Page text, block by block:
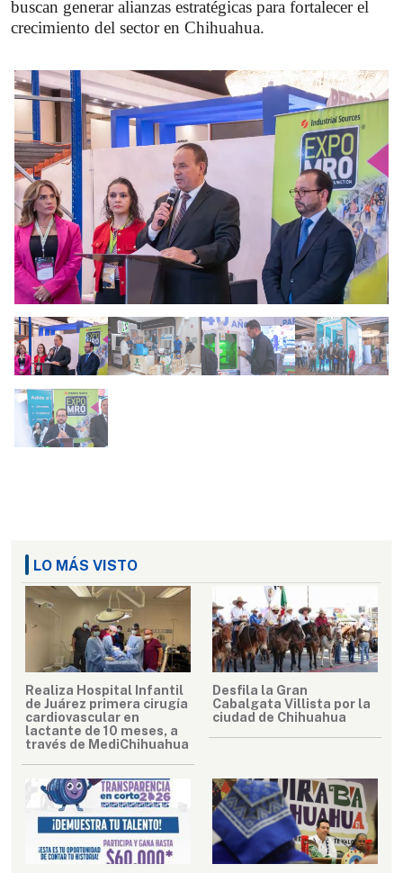
buscan generar alianzas estratégicas para fortalecer el
crecimiento del sector en Chihuahua.
LO MÁS VISTO
Realiza Hospital Infantil
de Juárez primera cirugía
cardiovascular en
lactante de 10 meses, a
través de MediChihuahua
Desfila la Gran
Cabalgata Villista por la
ciudad de Chihuahua